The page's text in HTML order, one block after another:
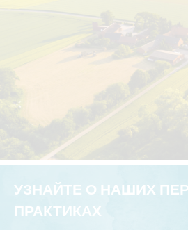
УЗНАЙТЕ О НАШИХ
ПРАКТИКАХ